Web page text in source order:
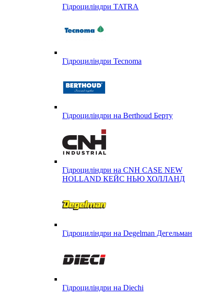
Гідроциліндри TATRA
Гідроциліндри Tecnoma
Гідроциліндри на Berthoud Берту
Гідроциліндри на CNH CASE NEW
HOLLAND КЕЙС НЬЮ ХОЛЛАНД
Гідроциліндри на Degelman Дегельман
Гідроциліндри на Diechi